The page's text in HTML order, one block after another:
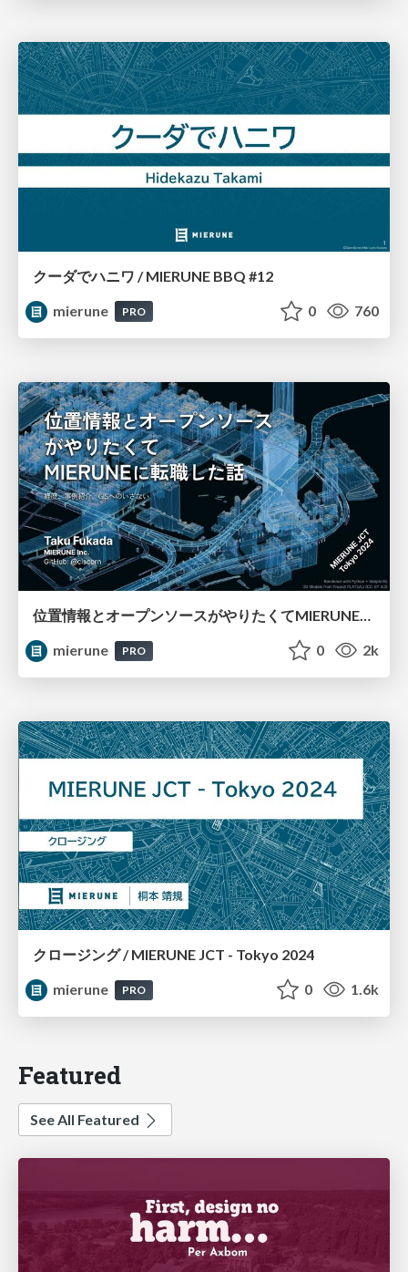
クーダでハニワ / MIERUNE BBQ #12
mierune
PRO 0 760
位置情報とオープンソースがやりたくてMIERUNEに転職した話 〜経歴、事例紹介、GISへのいざない〜 / MIERUNE JCT - Tokyo 2024
mierune
PRO 0 2k
クロージング / MIERUNE JCT - Tokyo 2024
mierune
PRO 0 1.6k
Featured
See All Featured